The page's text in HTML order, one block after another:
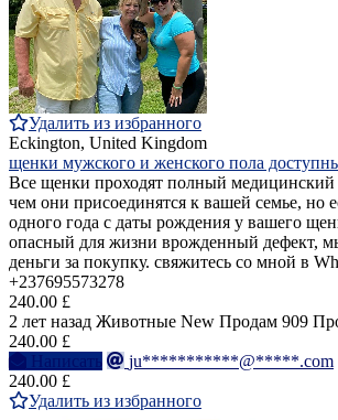
Удалить из избранного
Eckington, United Kingdom
щенки мужского и женского пола
Все щенки проходят полный медицинский
чем они присоединятся к вашей семье, но
одного года с даты рождения у вашего
опасный для жизни врожденный дефект,
деньги за покупку. свяжитесь со мной в
+237695573278
240.00 £
2 лет назад Животные New Продам 909
240.00 £
Написать
ju***********@*****.com
240.00 £
Удалить из избранного